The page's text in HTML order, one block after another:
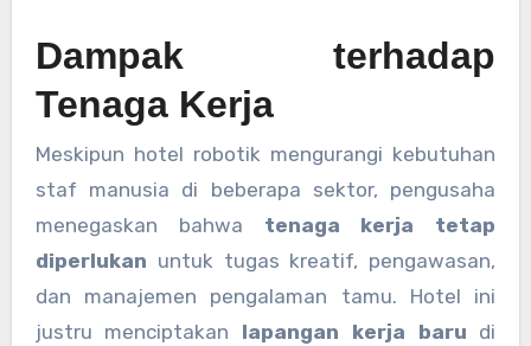
Dampak terhadap
Tenaga Kerja
Meskipun hotel robotik mengurangi kebutuhan
staf manusia di beberapa sektor, pengusaha
menegaskan bahwa tenaga kerja tetap
diperlukan untuk tugas kreatif, pengawasan,
dan manajemen pengalaman tamu. Hotel ini
justru menciptakan lapangan kerja baru di